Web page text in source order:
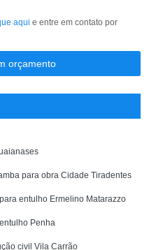
aqui e entre em contato por
orçamento
para obra Cidade Tiradentes
entulho Ermelino Matarazzo
Penha
civil Vila Carrão